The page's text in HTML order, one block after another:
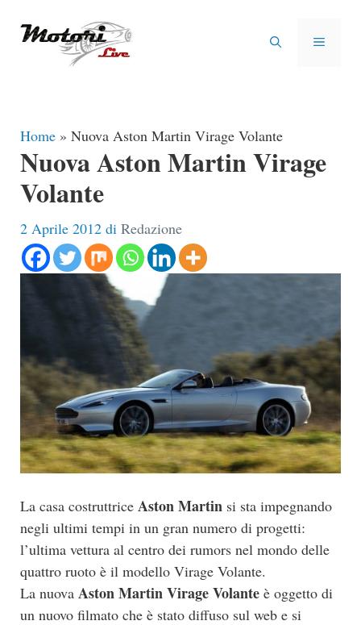
MENU
Home » Nuova Aston Martin Virage Volante
Nuova Aston Martin Virage
Volante
2 Aprile 2012 di Redazione
La casa costruttrice Aston Martin si sta impegnando
negli ultimi tempi in un gran numero di progetti:
l’ultima vettura al centro dei rumors nel mondo delle
quattro ruoto è il modello Virage Volante.
La nuova Aston Martin Virage Volante è oggetto di
un nuovo filmato che è stato diffuso sul web e si